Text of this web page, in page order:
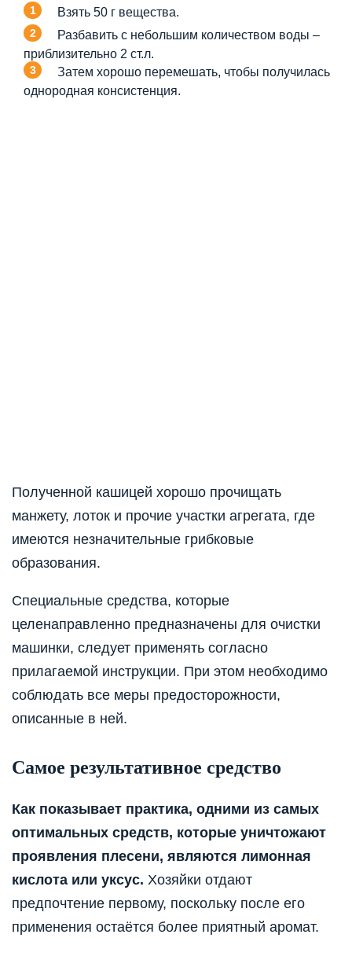
Взять 50 г вещества.
Разбавить с небольшим количеством воды –
приблизительно 2 ст.л.
Затем хорошо перемешать, чтобы получилась
однородная консистенция.
Полученной кашицей хорошо прочищать
манжету, лоток и прочие участки агрегата, где
имеются незначительные грибковые
образования.
Специальные средства, которые
целенаправленно предназначены для очистки
машинки, следует применять согласно
прилагаемой инструкции. При этом необходимо
соблюдать все меры предосторожности,
описанные в ней.
Самое результативное средство
Как показывает практика, одними из самых
оптимальных средств, которые уничтожают
проявления плесени, являются лимонная
кислота или уксус. Хозяйки отдают
предпочтение первому, поскольку после его
применения остаётся более приятный аромат.